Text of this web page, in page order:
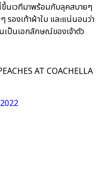
นเวทีมาพร้อมกับลุคสบายๆ
รองเท้าผ้าใบ และแน่นอนว่า
ป็นเอกลักษณ์ของเจ้าตัว
AT COACHELLA